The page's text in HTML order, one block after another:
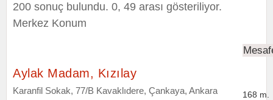
200 sonuç bulundu. 0, 49 arası gösteriliyor.
Merkez Konum
Aylak Madam, Kızılay
Karanfil Sokak, 77/B Kavaklıdere, Çankaya, Ankara 168 m.